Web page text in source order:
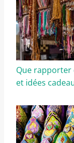
Que rapporter
et idées